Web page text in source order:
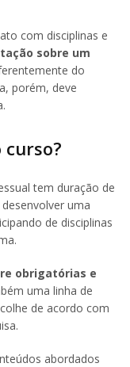
com disciplinas e
sobre um
do
porém, deve
tem duração de
uma
de disciplinas
obrigatórias e
uma linha de
de acordo com
abordados